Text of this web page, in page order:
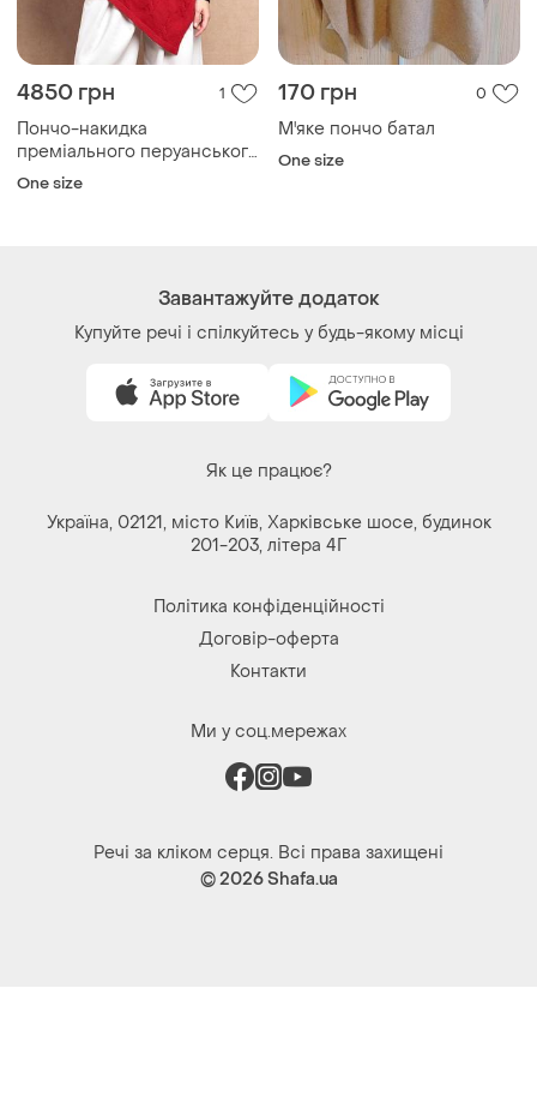
4850 грн 1
Пончо-накидка
преміального перуанського
бренду sol alpaca
One size
170 грн 0
М'яке пончо батал
One size
Завантажуйте додаток
Купуйте речі і спілкуйтесь у будь-якому місці
Як це працює?
Україна, 02121, місто Київ, Харківське шосе, будинок
201-203, літера 4Г
Політика конфіденційності
Договір-оферта
Контакти
Ми у соц.мережах
Речі за кліком серця. Всі права захищені
© 2026Shafa.ua